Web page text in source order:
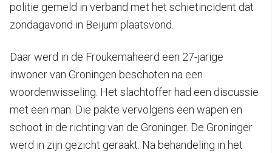
politie gemeld in verband met het schietincident dat
zondagavond in Beijum plaatsvond.
Daar werd in de Froukemaheerd een 27-jarige
inwoner van Groningen beschoten na een
woordenwisseling. Het slachtoffer had een discussie
met een man. Die pakte vervolgens een wapen en
schoot in de richting van de Groninger. De Groninger
werd in zijn gezicht geraakt. Na behandeling in het